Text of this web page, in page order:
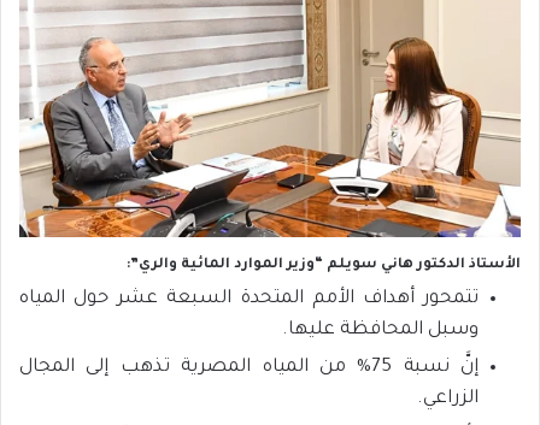
الأستاذ الدكتور هاني سويلم “وزير الموارد المائية والري”:
تتمحور أهداف الأمم المتحدة السبعة عشر حول المياه
وسبل المحافظة عليها.
إنَّ نسبة 75% من المياه المصرية تذهب إلى المجال
الزراعي.